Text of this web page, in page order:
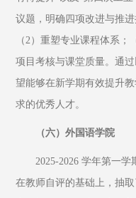
议题，明确四项改进与推
（2）重塑专业课程体系
项目考核与课堂质量。通
望能够在新学期有效提升
求的优秀人才。
（六）外国语学院
2025-2026 学年第一学
在教师自评的基础上，抽